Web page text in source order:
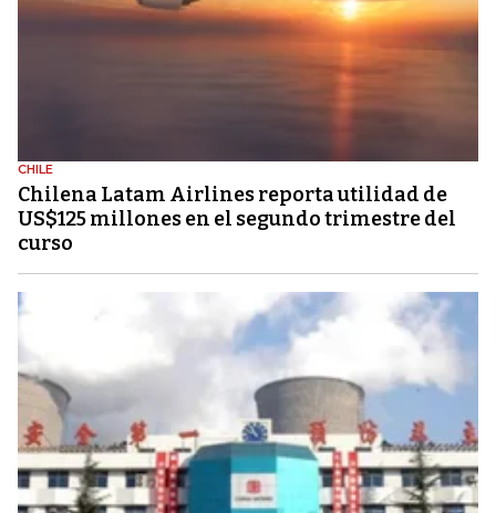
CHILE
Chilena Latam Airlines reporta utilidad de
US$125 millones en el segundo trimestre del
curso